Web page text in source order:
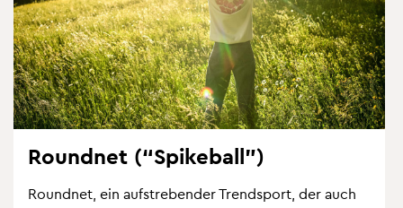
Ro­und­net (“Spike­ball”)
Ro­und­net, ein auf­stre­ben­der Trend­sport, der auch